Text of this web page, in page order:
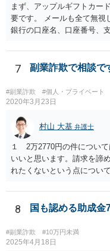
まず、アップルギフトカー
要です。 メールも全て無視
銀行の口座名、口座番号、
はありません。 そのため、
となどが確認できるのであ
座については、 銀行で口
7 副業詐欺で相談で
#副業詐欺 #個人・プライベート
2020年3月23日
村山 大基 弁護士
１ 2万2770円の件につい
いいと思います。請求を諦
れたくないという点につい
で、訴訟まではしなくとも
かし、支払ったとしても連
して、似たような連絡をた
と「この人は支払う人だ」
に思うからです。
8 国も認める助成金
#副業詐欺 #10万円未満
2025年4月18日